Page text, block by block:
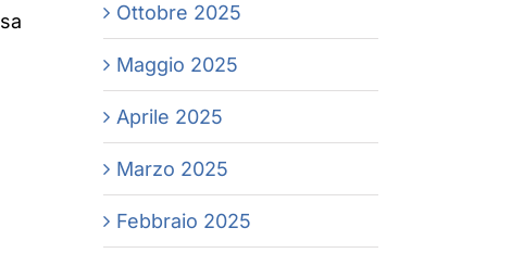
Ottobre 2025
Maggio 2025
Aprile 2025
Marzo 2025
Febbraio 2025